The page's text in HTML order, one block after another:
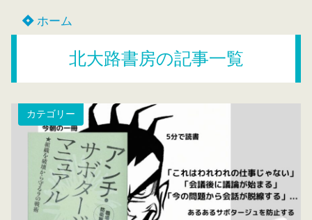
ホーム
北大路書房の記事一覧
カテゴリー